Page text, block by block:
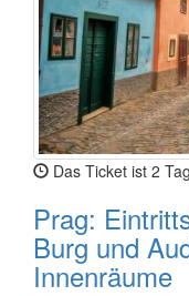
Das Ticket ist 2
Prag:
Burg und
Innenräume